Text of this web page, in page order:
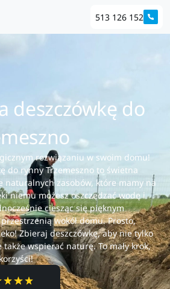
513 126 152
deszczówkę do
rozwiązaniu w swoim domu!
do rynny Trzemeszno to świetna
naturalnych zasobów, które mamy na
niemu możesz oszczędzać wodę i
ciesząc się pięknym
wokół domu. Prosto,
Zbieraj deszczówkę, aby nie tylko
także wspierać naturę. To mały krok,